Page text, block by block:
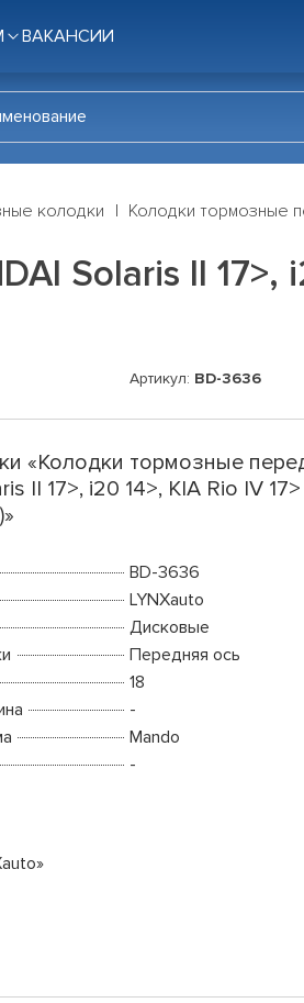
ВАКАНСИИ
колодки Колодки тормозные
Solaris II 17>,
Артикул: BD-3636
«Колодки тормозные
II 17>, i20 14>, KIA Rio IV 17>
BD-3636
LYNXauto
Дисковые
Передняя ось
18
-
Mando
-